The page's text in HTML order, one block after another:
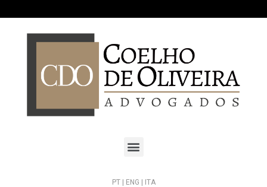
PT | ENG | ITA